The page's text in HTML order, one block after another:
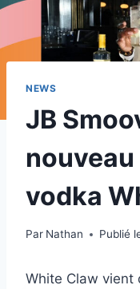
NEWS
JB
vodka
Par Nathan Publié
White Claw vient